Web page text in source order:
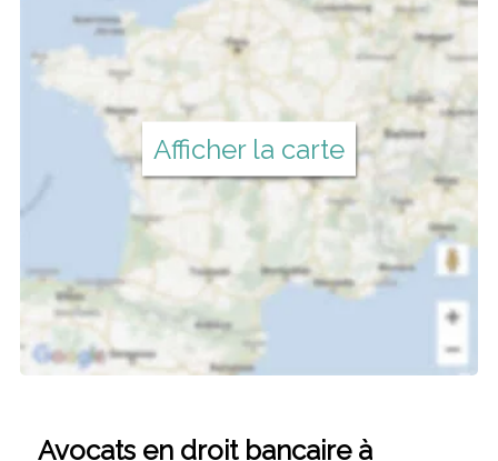
Afficher la carte
Avocats en droit bancaire à